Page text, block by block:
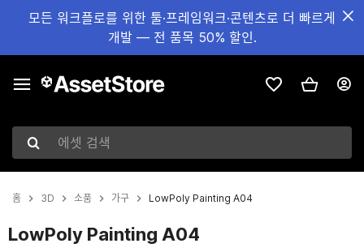
모든 워크플로를 위한 툴·프레임워크·콘텐츠로 더 빠르게
개발 — 전 품목 50% 할인.
에셋 검색
홈 3D 소품 가구 LowPoly Painting A04
LowPoly Painting A04